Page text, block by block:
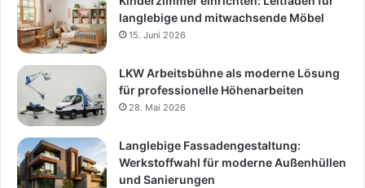
langlebige und mitwachsende Möbel
15. Juni 2026
LKW Arbeitsbühne als moderne Lösung
für professionelle Höhenarbeiten
28. Mai 2026
Langlebige Fassadengestaltung:
Werkstoffwahl für moderne Außenhüllen
und Sanierungen